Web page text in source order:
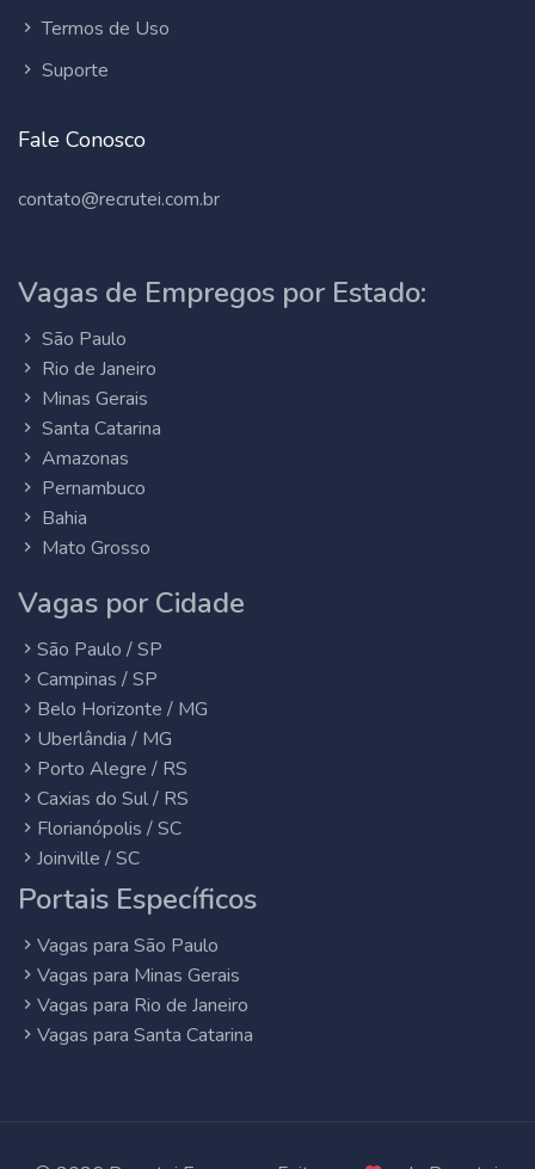
Termos de Uso
Suporte
Fale Conosco
contato@recrutei.com.br
Vagas de Empregos por Estado:
São Paulo
Rio de Janeiro
Minas Gerais
Santa Catarina
Amazonas
Pernambuco
Bahia
Mato Grosso
Vagas por Cidade
São Paulo / SP
Campinas / SP
Belo Horizonte / MG
Uberlândia / MG
Porto Alegre / RS
Caxias do Sul / RS
Florianópolis / SC
Joinville / SC
Portais Específicos
Vagas para São Paulo
Vagas para Minas Gerais
Vagas para Rio de Janeiro
Vagas para Santa Catarina